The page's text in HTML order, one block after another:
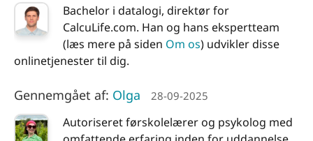
Bachelor i datalogi, direktør for
CalcuLife.com. Han og hans ekspertteam
(læs mere på siden Om os) udvikler disse
onlinetjenester til dig.
Gennemgået af: Olga 28-09-2025
Autoriseret førskolelærer og psykolog med